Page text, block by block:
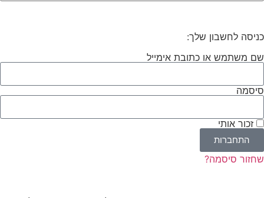
כניסה לחשבון שלך:
שם משתמש או כתובת אימייל
סיסמה
זכור אותי
התחברות
שחזור סיסמה?